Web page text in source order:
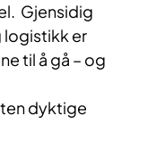
Gjensidig
logistikk er
til å gå – og
dyktige